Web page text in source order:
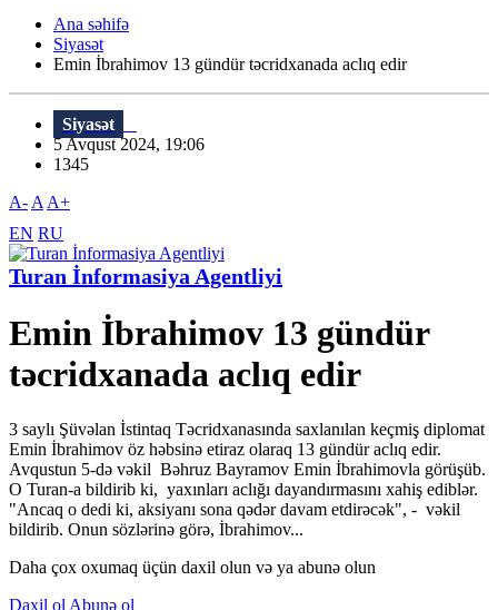
Ana səhifə
Siyasət
Emin İbrahimov 13 gündür təcridxanada aclıq edir
Siyasət
5 Avqust 2024, 19:06
1345
A- A A+
EN RU
Turan İnformasiya Agentliyi
Emin İbrahimov 13 gündür
təcridxanada aclıq edir
3 saylı Şüvəlan İstintaq Təcridxanasında saxlanılan keçmiş diplomat
Emin İbrahimov öz həbsinə etiraz olaraq 13 gündür aclıq edir.
Avqustun 5-də vəkil Bəhruz Bayramov Emin İbrahimovla görüşüb.
O Turan-a bildirib ki, yaxınları aclığı dayandırmasını xahiş ediblər.
"Ancaq o dedi ki, aksiyanı sona qədər davam etdirəcək", - vəkil
bildirib. Onun sözlərinə görə, İbrahimov...
Daha çox oxumaq üçün daxil olun və ya abunə olun
Daxil ol Abunə ol